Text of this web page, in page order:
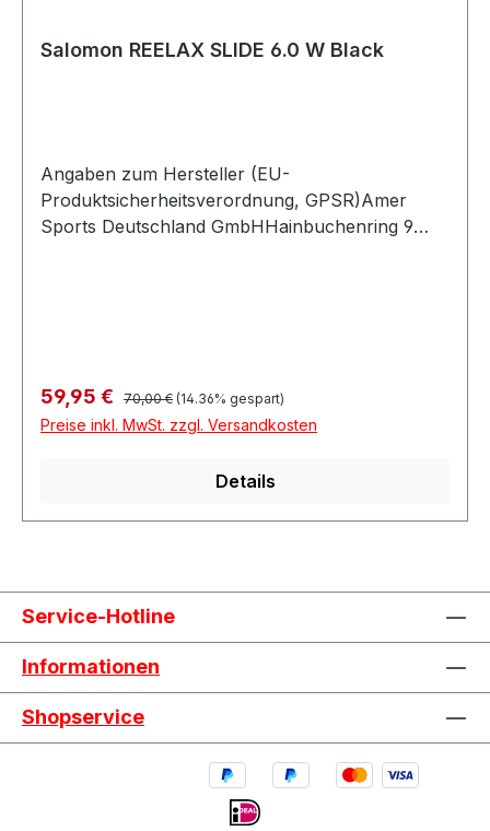
Salomon REELAX SLIDE 6.0 W Black
Angaben zum Hersteller (EU-
Produktsicherheitsverordnung, GPSR)Amer
Sports Deutschland GmbHHainbuchenring 9
Verkaufspreis:
59,95 € Regulärer Preis:
70,00 € (14.36% gespart)
Preise inkl. MwSt. zzgl. Versandkosten
Details
Service-Hotline
Informationen
Shopservice